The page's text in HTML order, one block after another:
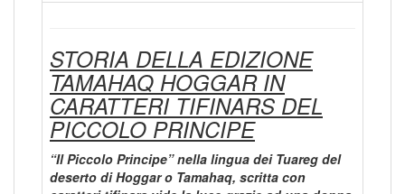
STORIA DELLA EDIZIONE
TAMAHAQ HOGGAR IN
CARATTERI TIFINARS DEL
PICCOLO PRINCIPE
“Il Piccolo Principe” nella lingua dei Tuareg del
deserto di Hoggar o Tamahaq, scritta con